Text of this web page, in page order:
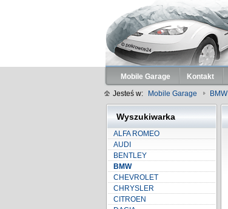
Mobile Garage
Kontakt
Jesteś w:
Mobile Garage BMW
Wyszukiwarka
ALFA ROMEO
AUDI
BENTLEY
BMW
CHEVROLET
CHRYSLER
CITROEN